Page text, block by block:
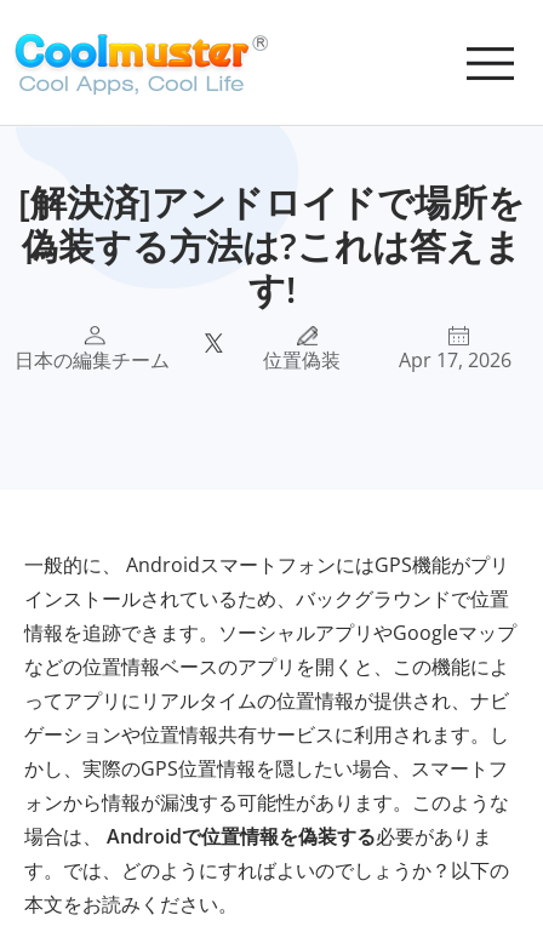
[解決済]アンドロイドで場所を
偽装する方法は?これは答えま
す!
日本の編集チーム 位置偽装 Apr 17, 2026
一般的に、 AndroidスマートフォンにはGPS機能がプリ
インストールされているため、バックグラウンドで位置
情報を追跡できます。ソーシャルアプリやGoogleマップ
などの位置情報ベースのアプリを開くと、この機能によ
ってアプリにリアルタイムの位置情報が提供され、ナビ
ゲーションや位置情報共有サービスに利用されます。し
かし、実際のGPS位置情報を隠したい場合、スマートフ
ォンから情報が漏洩する可能性があります。このような
場合は、 Androidで位置情報を偽装する必要がありま
す。では、どのようにすればよいのでしょうか？以下の
本文をお読みください。